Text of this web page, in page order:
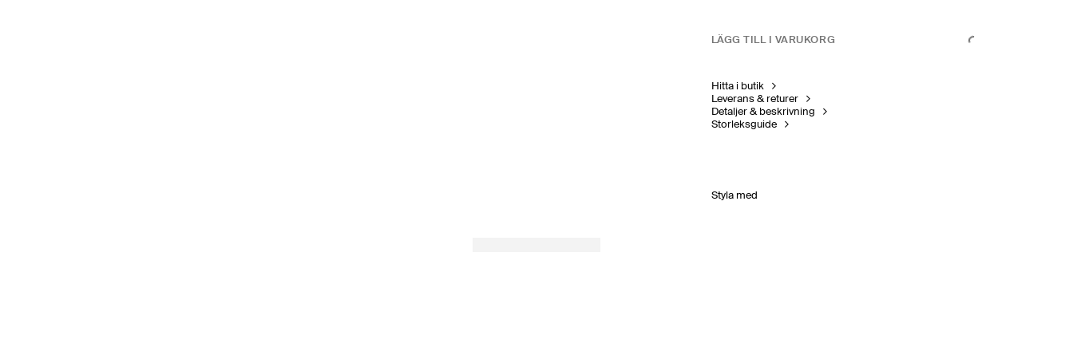
LÄGG TILL I VARUKORG
Hitta i butik
Leverans & returer
Detaljer & beskrivning
Storleksguide
Styla med